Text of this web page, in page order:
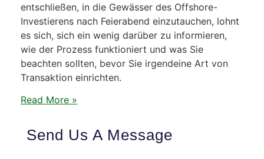
entschließen, in die Gewässer des Offshore-
Investierens nach Feierabend einzutauchen, lohnt
es sich, sich ein wenig darüber zu informieren,
wie der Prozess funktioniert und was Sie
beachten sollten, bevor Sie irgendeine Art von
Transaktion einrichten.
Read More »
Send Us A Message